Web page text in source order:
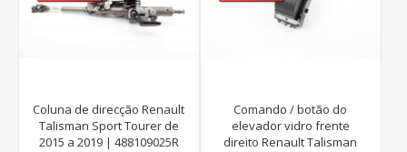
Coluna de direcção Renault
Talisman Sport Tourer de
2015 a 2019 | 488109025R
Comando / botão do
elevador vidro frente
direito Renault Talisman